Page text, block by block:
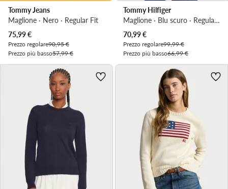
Tommy Jeans
Maglione · Nero · Regular Fit
Prezzo attuale
75,99€
Prezzo regolare90,95 €
Prezzo più basso57,99 €
Tommy Hilfiger
Maglione · Blu scuro · Regular Fit
Prezzo attuale
70,99€
Prezzo regolare99,99 €
Prezzo più basso66,99 €